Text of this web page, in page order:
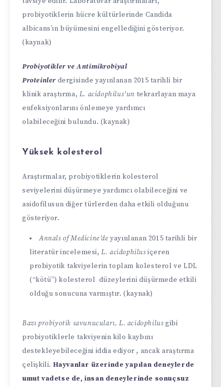
probiyotiklerin hücre kültürlerinde Candida
albicans’ın büyümesini engellediğini gösteriyor.
(kaynak)
Probiyotikler ve Antimikrobiyal
Proteinler dergisinde yayınlanan 2015 tarihli bir
klinik araştırma, L. acidophilus’un tekrarlayan maya
enfeksiyonlarını önlemeye yardımcı
olabileceğini bulundu. (kaynak)
Yüksek kolesterol
Araştırmalar, probiyotiklerin kolesterol
seviyelerini düşürmeye yardımcı olabileceğini ve
asidofilusun diğer türlerden daha etkili olduğunu
gösteriyor.
Annals of Medicine’de yayınlanan 2015 tarihli bir
literatür incelemesi,L. acidophilus içeren
probiyotik takviyelerin toplam kolesterol ve LDL
(“kötü”) kolesterol düzeylerini düşürmede etkili
olduğu sonucuna varmıştır. (kaynak)
Bazı probiyotik savunucuları, L. acidophilus gibi
probiyotiklerle takviyenin kilo kaybını
destekleyebileceğini iddia ediyor , ancak araştırma
çelişkili. Hayvanlar üzerinde yapılan deneylerde
umut vadetse de, insan deneylerinde sonuçsuz